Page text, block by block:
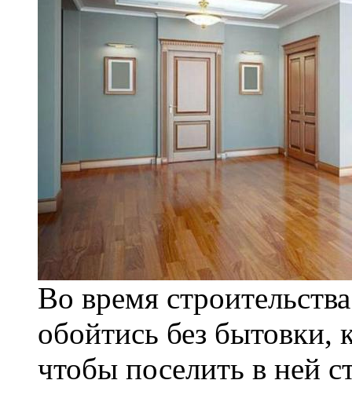
Во время
обойтись без бытовки,
чтобы поселить в ней